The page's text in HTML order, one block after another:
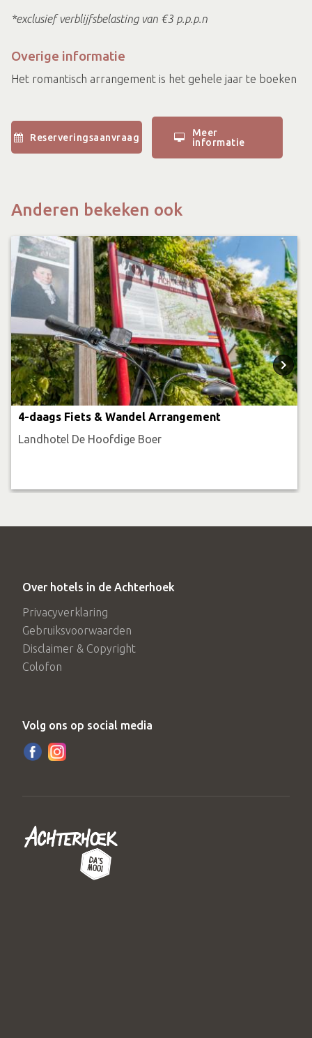
*exclusief verblijfsbelasting van €3 p.p.p.n
Overige informatie
Het romantisch arrangement is het gehele jaar te boeken
Reserveringsaanvraag
Meer
informatie
Anderen bekeken ook
4-daags Fiets & Wandel Arrangement
Landhotel De Hoofdige Boer
Over hotels in de Achterhoek
Privacyverklaring
Gebruiksvoorwaarden
Disclaimer & Copyright
Colofon
Volg ons op social media